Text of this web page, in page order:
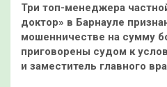
Три топ-менеджера
доктор» в Барнауле
мошенничестве на сумму
приговорены судом к
и заместитель главного